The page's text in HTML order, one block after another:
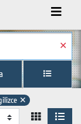
✕
✕